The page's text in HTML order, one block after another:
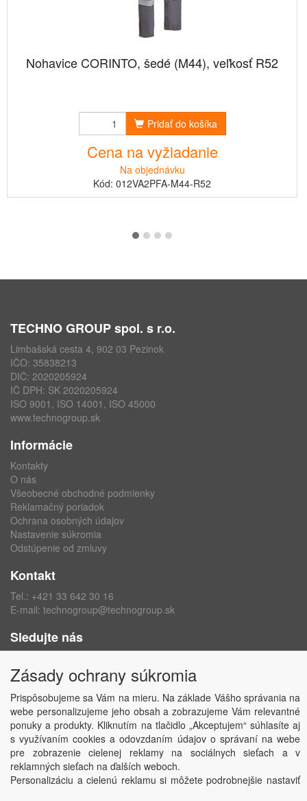
Nohavice CORINTO, šedé (M44), veľkosť R52
Pridať do košíka
Cena na vyžiadanie
Na objednávku
Kód: 012VA2PFA-M44-R52
TECHNO GROUP spol. s r.o.
Limbašská cesta 4, 902 03 Pezinok
IČO: 35838213
DIČ: 2020205924
IČ DPH: SK 2020205924
ISO 9001, ISO 14001, ISO 45000
www.technogroup.sk
Informácie
Kontakty
O nás
Všeobecné obchodné podmienky
Reklamačný poriadok
Ochrana osobných údajov
Nastavenie súkromia
Odstúpenie od zmluvy
Kontakt
Tel.: +421 33 642 30 16
E-mail: technogroup@technogroup.sk
Sledujte nás
Instagram
Copyright © TECHNO GROUP spol. s r.o.2026
Powered by ABRA
Zásady ochrany súkromia
Prispôsobujeme sa Vám na mieru. Na základe Vášho správania na
webe personalizujeme jeho obsah a zobrazujeme Vám relevantné
ponuky a produkty. Kliknutím na tlačidlo „Akceptujem“ súhlasíte aj
s využívaním cookies a odovzdaním údajov o správaní na webe
pre zobrazenie cielenej reklamy na sociálnych sieťach a v
reklamných sieťach na ďalších weboch.
Personalizáciu a cielenú reklamu si môžete podrobnejšie nastaviť